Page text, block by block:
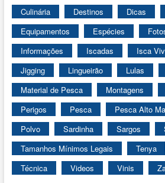
Culinária
Destinos Dicas
Equipamentos
Espécies
Informações
Iscadas Isca
Jigging
Lingueirão Lulas
Material de Pesca
Montagens
Perigos
Pesca Pesca Alto
Polvo
Sardinha Sargos
Tamanhos Mínimos Legais
Tenya
Técnica
Videos Vinis